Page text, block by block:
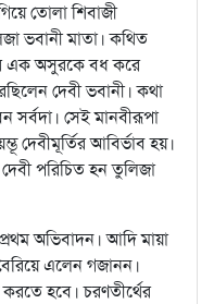
তোলা শিবাজী
ভবানী মাতা। কথিত
এক অসুরকে বধ করে
দেবী ভবানী। কথা
সর্বদা। সেই মানবীরূপা
দেবীমূর্তির আবির্ভাব হয়।
পরিচিত হন তুলিজা
অভিবাদন। আদি মায়া
এলেন গজানন।
হবে। চরণতীর্থের